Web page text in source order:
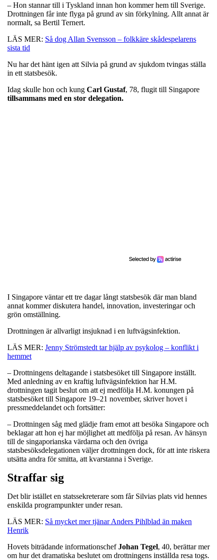
– Hon stannar till i Tyskland innan hon kommer hem till Sverige.
Drottningen får inte flyga på grund av sin förkylning. Allt annat är
normalt, sa Bertil Ternert.
LÄS MER: Så dog Allan Svensson – folkkäre skådespelarens
sista tid
Nu har det hänt igen att Silvia på grund av sjukdom tvingas ställa
in ett statsbesök.
Idag skulle hon och kung Carl Gustaf, 78, flugit till Singapore
tillsammans med en stor delegation.
I Singapore väntar ett tre dagar långt statsbesök där man bland
annat kommer diskutera handel, innovation, investeringar och
grön omställning.
Drottningen är allvarligt insjuknad i en luftvägsinfektion.
LÄS MER: Jenny Strömstedt tar hjälp av psykolog – konflikt i
hemmet
– Drottningens deltagande i statsbesöket till Singapore inställt.
Med anledning av en kraftig luftvägsinfektion har H.M.
drottningen tagit beslut om att ej medfölja H.M. konungen på
statsbesöket till Singapore 19–21 november, skriver hovet i
pressmeddelandet och fortsätter:
– Drottningen såg med glädje fram emot att besöka Singapore och
beklagar att hon ej har möjlighet att medfölja på resan. Av hänsyn
till de singaporianska värdarna och den övriga
statsbesöksdelegationen väljer drottningen dock, för att inte riskera
utsätta andra för smitta, att kvarstanna i Sverige.
Straffar sig
Det blir istället en statssekreterare som får Silvias plats vid hennes
enskilda programpunkter under resan.
LÄS MER: Så mycket mer tjänar Anders Pihlblad än maken
Henrik
Hovets biträdande informationschefJohan Tegel, 40, berättar mer
om hur det dramatiska beslutet om drottningens inställda resa togs.